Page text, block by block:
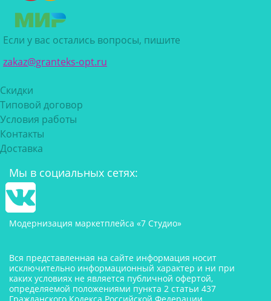
Если у вас остались вопросы, пишите
zakaz@granteks-opt.ru
Скидки
Типовой договор
Условия работы
Контакты
Доставка
Мы в социальных сетях:
Модернизация маркетплейса «7 Студио»
Вся представленная на сайте информация носит
исключительно информационный характер и ни при
каких условиях не является публичной офертой,
определяемой положениями пункта 2 статьи 437